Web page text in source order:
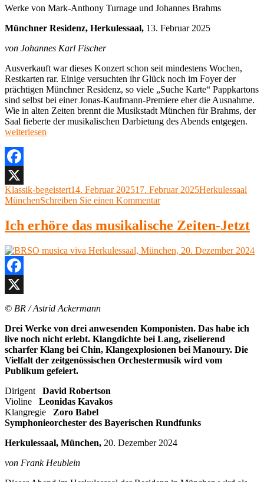
Werke von Mark-Anthony Turnage und Johannes Brahms
Münchner Residenz, Herkulessaal, 13. Februar 2025
von Johannes Karl Fischer
Ausverkauft war dieses Konzert schon seit mindestens Wochen,
Restkarten rar. Einige versuchten ihr Glück noch im Foyer der
prächtigen Münchner Residenz, so viele „Suche Karte“ Pappkartons
sind selbst bei einer Jonas-Kaufmann-Premiere eher die Ausnahme.
Wie in alten Zeiten brennt die Musikstadt München für Brahms, der
Saal fieberte der musikalischen Darbietung des Abends entgegen.
weiterlesen
Facebook
X
Autor
Klassik-begeistertVeröffentlicht
am
14. Februar 202517. Februar 2025Kategorien
Herkulessaal
MünchenSchreiben Sie einen Kommentarzu
Sir
Simon
Brahms
Ich erhöre das musikalische Zeiten-Jetzt
Facebook
X
© BR / Astrid Ackermann
Drei Werke von drei anwesenden Komponisten. Das habe ich
live noch nicht erlebt. Klangdichte bei Lang, ziselierend
scharfer Klang bei Chin, Klangexplosionen bei Manoury. Die
Vielfalt der zeitgenössischen Orchestermusik wird vom
Publikum gefeiert.
Dirigent David Robertson
Violine Leonidas Kavakos
Klangregie Zoro Babel
Symphonieorchester des Bayerischen Rundfunks
Herkulessaal, München, 20. Dezember 2024
von Frank Heublein